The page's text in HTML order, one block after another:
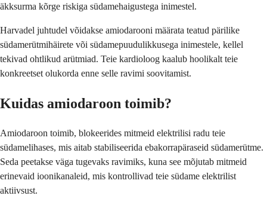
äkksurma kõrge riskiga südamehaigustega inimestel.
Harvadel juhtudel võidakse amiodarooni määrata teatud pärilike
südamerütmihäirete või südamepuudulikkusega inimestele, kellel
tekivad ohtlikud arütmiad. Teie kardioloog kaalub hoolikalt teie
konkreetset olukorda enne selle ravimi soovitamist.
Kuidas amiodaroon toimib?
Amiodaroon toimib, blokeerides mitmeid elektrilisi radu teie
südamelihases, mis aitab stabiliseerida ebakorrapäraseid südamerütme.
Seda peetakse väga tugevaks ravimiks, kuna see mõjutab mitmeid
erinevaid ioonikanaleid, mis kontrollivad teie südame elektrilist
aktiivsust.